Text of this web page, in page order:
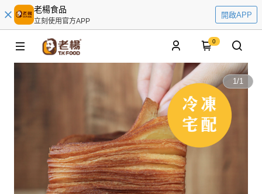
老楊食品
立刻使用官方APP
開啟APP
0
1/1